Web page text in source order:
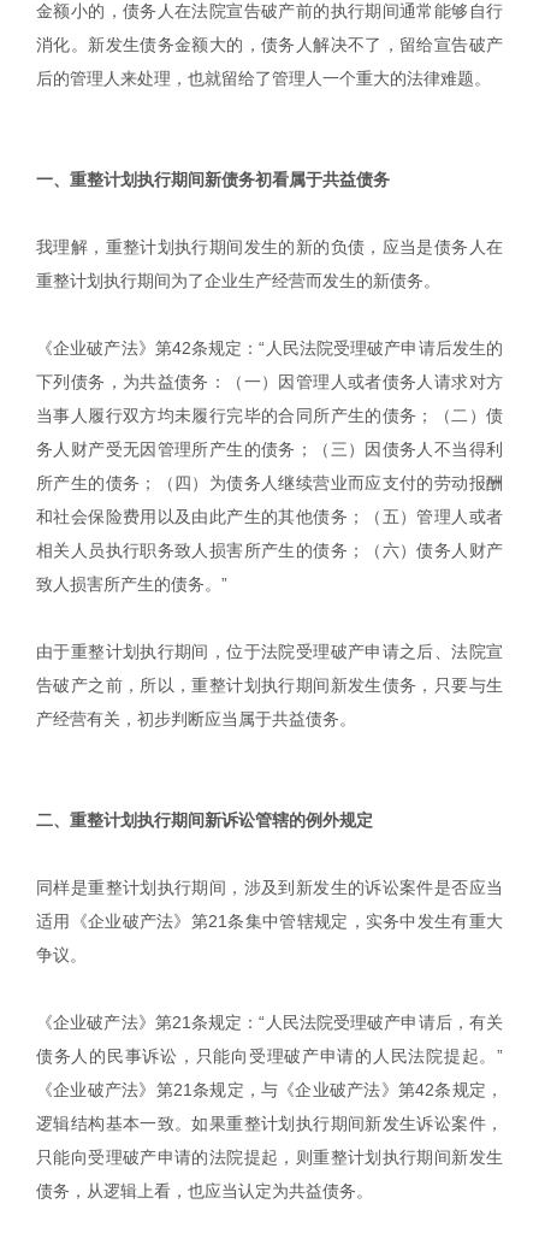
金额小的，债务人在法院宣告破产前的执行期间通常能够自行
消化。新发生债务金额大的，债务人解决不了，留给宣告破产
后的管理人来处理，也就留给了管理人一个重大的法律难题。
一、重整计划执行期间新债务初看属于共益债务
我理解，重整计划执行期间发生的新的负债，应当是债务人在
重整计划执行期间为了企业生产经营而发生的新债务。
《企业破产法》第42条规定：“人民法院受理破产申请后发生的
下列债务，为共益债务：（一）因管理人或者债务人请求对方
当事人履行双方均未履行完毕的合同所产生的债务；（二）债
务人财产受无因管理所产生的债务；（三）因债务人不当得利
所产生的债务；（四）为债务人继续营业而应支付的劳动报酬
和社会保险费用以及由此产生的其他债务；（五）管理人或者
相关人员执行职务致人损害所产生的债务；（六）债务人财产
致人损害所产生的债务。”
由于重整计划执行期间，位于法院受理破产申请之后、法院宣
告破产之前，所以，重整计划执行期间新发生债务，只要与生
产经营有关，初步判断应当属于共益债务。
二、重整计划执行期间新诉讼管辖的例外规定
同样是重整计划执行期间，涉及到新发生的诉讼案件是否应当
适用《企业破产法》第21条集中管辖规定，实务中发生有重大
争议。
《企业破产法》第21条规定：“人民法院受理破产申请后，有关
债务人的民事诉讼，只能向受理破产申请的人民法院提起。”
《企业破产法》第21条规定，与《企业破产法》第42条规定，
逻辑结构基本一致。如果重整计划执行期间新发生诉讼案件，
只能向受理破产申请的法院提起，则重整计划执行期间新发生
债务，从逻辑上看，也应当认定为共益债务。